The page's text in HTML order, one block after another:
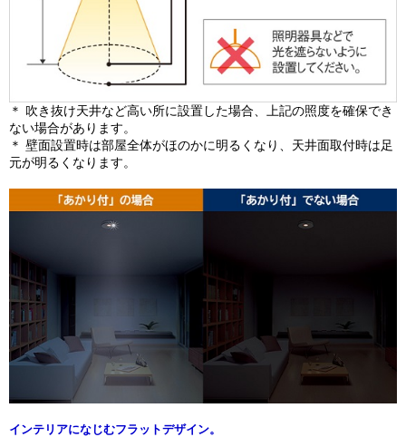
＊ 吹き抜け天井など高い所に設置した場合、上記の照度を確保でき
ない場合があります。
＊ 壁面設置時は部屋全体がほのかに明るくなり、天井面取付時は足
元が明るくなります。
インテリアになじむフラットデザイン。